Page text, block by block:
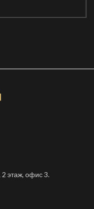
2 этаж, офис 3.